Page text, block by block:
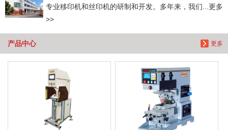
专业移印机和丝印机的研制和开发。多年来，我们...更多
>>
更多
产品中心